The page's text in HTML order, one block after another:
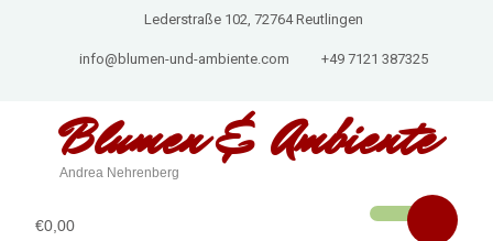
Lederstraße 102, 72764 Reutlingen
info@blumen-und-ambiente.com +49 7121 387325
Blumen &Ambiente
Andrea Nehrenberg
€0,00